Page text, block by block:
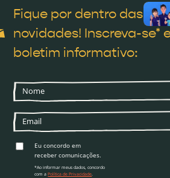
Fique por dentro das
novidades! Inscreva-se*
boletim informativo:
Eu concordo em
receber comunicações.
*Ao informar meus dados, concordo
com aPolítica de Privacidade.